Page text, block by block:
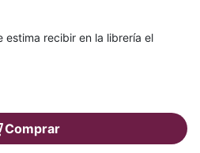
estima recibir en la librería el
Comprar